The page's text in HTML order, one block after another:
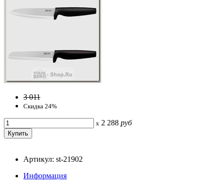
3 011
Скидка 24%
x 2 288 руб
Артикул: st-21902
Информация